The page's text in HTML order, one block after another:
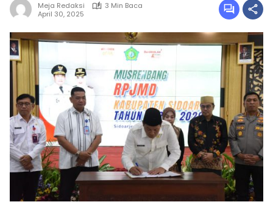
Meja Redaksi
3 Min Baca
April 30, 2025